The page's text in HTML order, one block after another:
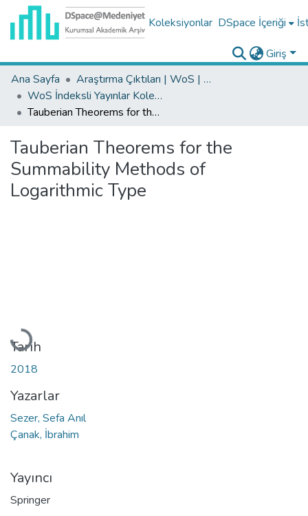
Koleksiyonlar DSpace İçeriği
Giriş
Ana Sayfa
Araştırma Çıktıları | WoS | Scopus | TR-Dizin | PubMed
WoS İndeksli Yayınlar Koleksiyonu
Tauberian Theorems for the Summability Methods of Logarithmic Type
Tauberian Theorems for the
Summability Methods of
Logarithmic Type
Yükleniyor...
Tarih
2018
Yazarlar
Sezer, Sefa Anıl
Çanak, İbrahim
Yayıncı
Springer